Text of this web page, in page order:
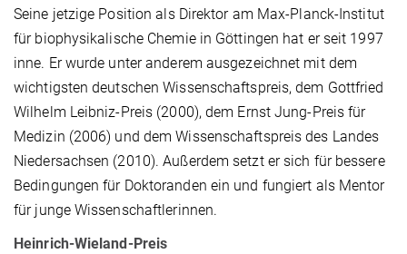
Seine jetzige Position als Direktor am Max-Planck-Institut
für biophysikalische Chemie in Göttingen hat er seit 1997
inne. Er wurde unter anderem ausgezeichnet mit dem
wichtigsten deutschen Wissenschaftspreis, dem Gottfried
Wilhelm Leibniz-Preis (2000), dem Ernst Jung-Preis für
Medizin (2006) und dem Wissenschaftspreis des Landes
Niedersachsen (2010). Außerdem setzt er sich für bessere
Bedingungen für Doktoranden ein und fungiert als Mentor
für junge Wissenschaftlerinnen.
Heinrich-Wieland-Preis